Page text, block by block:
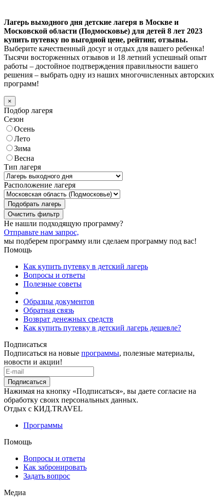
Лагерь выходного дня детские лагеря в Москве и
Московской области (Подмосковье) для детей 8 лет 2023
купить путевку по выгодной цене, рейтинг, отзывы.
Выберите качественный досуг и отдых для вашего ребенка!
Тысячи восторженных отзывов и 18 летний успешный опыт
работы – достойное подтверждения правильности вашего
решения – выбрать одну из наших многочисленных авторских
программ!
×
Подбор лагеря
Сезон
Осень
Лето
Зима
Весна
Тип лагеря
Расположение лагеря
Подобрать лагерь
Не нашли подходящую программу?
Отправьте нам запрос,
мы подберем программу или сделаем программу под вас!
Помощь
Как купить путевку в детский лагерь
Вопросы и ответы
Полезные советы
Образцы документов
Обратная связь
Возврат денежных средств
Как купить путевку в детский лагерь дешевле?
Подписаться
Подписаться на новые программы, полезные материалы,
новости и акции!
Подписаться
Нажимая на кнопку «Подписаться», вы даете согласие на
обработку своих персональных данных.
Отдых с КИД.TRAVEL
Программы
Помощь
Вопросы и ответы
Как забронировать
Задать вопрос
Медиа